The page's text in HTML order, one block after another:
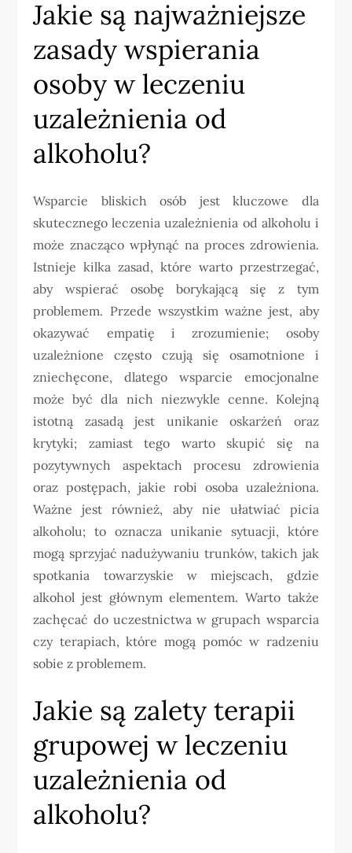
Jakie są najważniejsze
zasady wspierania
osoby w leczeniu
uzależnienia od
alkoholu?
Wsparcie bliskich osób jest kluczowe dla
skutecznego leczenia uzależnienia od alkoholu i
może znacząco wpłynąć na proces zdrowienia.
Istnieje kilka zasad, które warto przestrzegać,
aby wspierać osobę borykającą się z tym
problemem. Przede wszystkim ważne jest, aby
okazywać empatię i zrozumienie; osoby
uzależnione często czują się osamotnione i
zniechęcone, dlatego wsparcie emocjonalne
może być dla nich niezwykle cenne. Kolejną
istotną zasadą jest unikanie oskarżeń oraz
krytyki; zamiast tego warto skupić się na
pozytywnych aspektach procesu zdrowienia
oraz postępach, jakie robi osoba uzależniona.
Ważne jest również, aby nie ułatwiać picia
alkoholu; to oznacza unikanie sytuacji, które
mogą sprzyjać nadużywaniu trunków, takich jak
spotkania towarzyskie w miejscach, gdzie
alkohol jest głównym elementem. Warto także
zachęcać do uczestnictwa w grupach wsparcia
czy terapiach, które mogą pomóc w radzeniu
sobie z problemem.
Jakie są zalety terapii
grupowej w leczeniu
uzależnienia od
alkoholu?